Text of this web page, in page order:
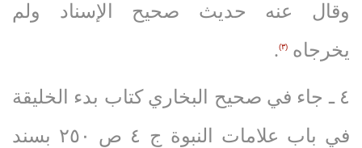
وقال عنه حديث صحيح الإسناد ولم
يخرجاه
(۳) .
٤ ـ جاء في صحيح البخاري كتاب بدء الخليقة
في باب علامات النبوة ج ٤ ص ٢٥٠ بسند